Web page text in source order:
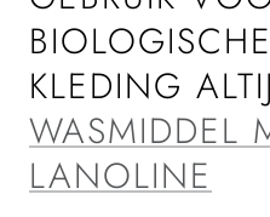
KLEDING
WASMIDDEL
LANOLINE